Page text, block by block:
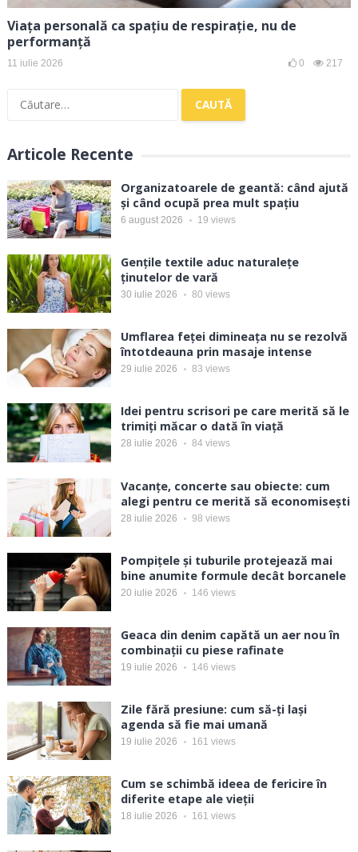
Viața personală ca spațiu de respirație, nu de
performanță
11 iulie 2026 0 217
Caută
Articole Recente
Organizatoarele de geantă: când ajută
și când ocupă prea mult spațiu
6 august 2026 19 views
Gențile textile aduc naturalețe
ținutelor de vară
30 iulie 2026 80 views
Umflarea feței dimineața nu se rezolvă
întotdeauna prin masaje intense
29 iulie 2026 83 views
Idei pentru scrisori pe care merită să le
trimiți măcar o dată în viață
28 iulie 2026 84 views
Vacanțe, concerte sau obiecte: cum
alegi pentru ce merită să economisești
28 iulie 2026 98 views
Pompițele și tuburile protejează mai
bine anumite formule decât borcanele
20 iulie 2026 146 views
Geaca din denim capătă un aer nou în
combinații cu piese rafinate
19 iulie 2026 146 views
Zile fără presiune: cum să-ți lași
agenda să fie mai umană
19 iulie 2026 161 views
Cum se schimbă ideea de fericire în
diferite etape ale vieții
18 iulie 2026 161 views